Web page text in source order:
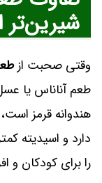
شیرین‌تر
وقتی صحبت از
طعم آناناس یا
دارد و اسیدیته
را برای کودکان و